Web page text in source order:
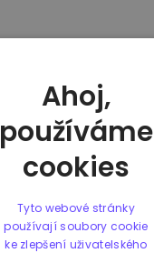
Ahoj,
používáme
cookies
Tyto webové stránky
používají soubory cookie
ke zlepšení uživatelského